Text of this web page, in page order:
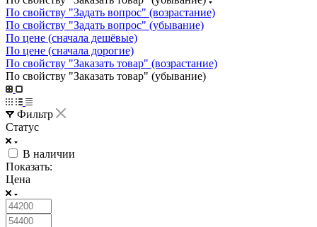
По свойству "Задать вопрос" (возрастание)
По свойству "Задать вопрос" (убывание)
По цене (сначала дешёвые)
По цене (сначала дорогие)
По свойству "Заказать товар" (возрастание)
По свойству "Заказать товар" (убывание)
Фильтр
Статус
В наличии
Показать:
Цена